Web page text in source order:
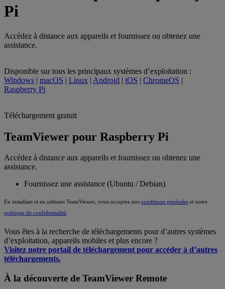
Pi
Accédez à distance aux appareils et fournissez ou obtenez une
assistance.
Disponible sur tous les principaux systèmes d’exploitation :
Windows | macOS | Linux | Android | iOS | ChromeOS |
Raspberry Pi
Téléchargement gratuit
TeamViewer pour Raspberry Pi
Accédez à distance aux appareils et fournissez ou obtenez une
assistance.
Fournissez une assistance (Ubuntu / Debian)
En installant et en utilisant TeamViewer, vous acceptez nos conditions générales et notre
politique de confidentialité
Vous êtes à la recherche de téléchargements pour d’autres systèmes
d’exploitation, appareils mobiles et plus encore ?
Visitez notre portail de téléchargement pour accéder à d’autres
téléchargements.
À la découverte de TeamViewer Remote